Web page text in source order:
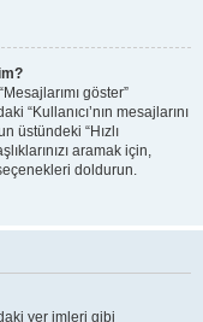
göster”
“Kullanıcı’nın mesajlarını
üstündeki “Hızlı
aramak için,
doldurun.
yer imleri gibi